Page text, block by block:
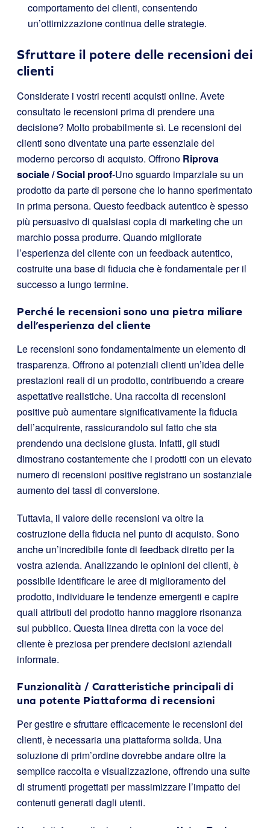
comportamento dei clienti, consentendo
un’ottimizzazione continua delle strategie.
Sfruttare il potere delle recensioni dei
clienti
Considerate i vostri recenti acquisti online. Avete
consultato le recensioni prima di prendere una
decisione? Molto probabilmente sì. Le recensioni dei
clienti sono diventate una parte essenziale del
moderno percorso di acquisto. Offrono Riprova
sociale / Social proof-Uno sguardo imparziale su un
prodotto da parte di persone che lo hanno sperimentato
in prima persona. Questo feedback autentico è spesso
più persuasivo di qualsiasi copia di marketing che un
marchio possa produrre. Quando migliorate
l’esperienza del cliente con un feedback autentico,
costruite una base di fiducia che è fondamentale per il
successo a lungo termine.
Perché le recensioni sono una pietra miliare
dell’esperienza del cliente
Le recensioni sono fondamentalmente un elemento di
trasparenza. Offrono ai potenziali clienti un’idea delle
prestazioni reali di un prodotto, contribuendo a creare
aspettative realistiche. Una raccolta di recensioni
positive può aumentare significativamente la fiducia
dell’acquirente, rassicurandolo sul fatto che sta
prendendo una decisione giusta. Infatti, gli studi
dimostrano costantemente che i prodotti con un elevato
numero di recensioni positive registrano un sostanziale
aumento dei tassi di conversione.
Tuttavia, il valore delle recensioni va oltre la
costruzione della fiducia nel punto di acquisto. Sono
anche un’incredibile fonte di feedback diretto per la
vostra azienda. Analizzando le opinioni dei clienti, è
possibile identificare le aree di miglioramento del
prodotto, individuare le tendenze emergenti e capire
quali attributi del prodotto hanno maggiore risonanza
sul pubblico. Questa linea diretta con la voce del
cliente è preziosa per prendere decisioni aziendali
informate.
Funzionalità / Caratteristiche principali di
una potente Piattaforma di recensioni
Per gestire e sfruttare efficacemente le recensioni dei
clienti, è necessaria una piattaforma solida. Una
soluzione di prim’ordine dovrebbe andare oltre la
semplice raccolta e visualizzazione, offrendo una suite
di strumenti progettati per massimizzare l’impatto dei
contenuti generati dagli utenti.